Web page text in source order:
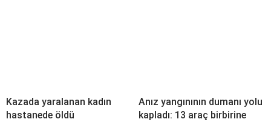
Kazada yaralanan kadın
hastanede öldü
Anız yangınının dumanı yolu
kapladı: 13 araç birbirine